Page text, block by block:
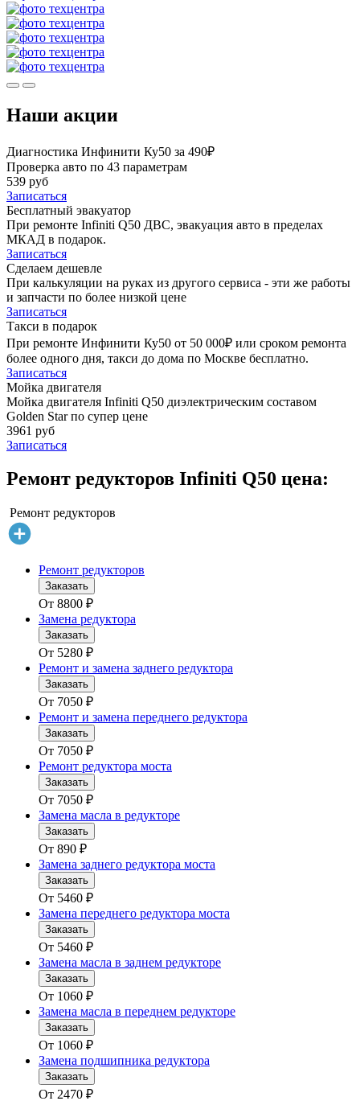
Наши акции
Диагностика Инфинити Ку50 за 490₽
Проверка авто по 43 параметрам
539 руб
Записаться
Бесплатный эвакуатор
При ремонте Infiniti Q50 ДВС, эвакуация авто в пределах
МКАД в подарок.
Записаться
Сделаем дешевле
При калькуляции на руках из другого сервиса - эти же работы
и запчасти по более низкой цене
Записаться
Такси в подарок
При ремонте Инфинити Ку50 от 50 000₽ или сроком ремонта
более одного дня, такси до дома по Москве бесплатно.
Записаться
Мойка двигателя
Мойка двигателя Infiniti Q50 диэлектрическим составом
Golden Star по супер цене
3961 руб
Записаться
Ремонт редукторов Infiniti Q50 цена:
Ремонт редукторов
Ремонт редукторов
Заказать
От 8800 ₽
Замена редуктора
Заказать
От 5280 ₽
Ремонт и замена заднего редуктора
Заказать
От 7050 ₽
Ремонт и замена переднего редуктора
Заказать
От 7050 ₽
Ремонт редуктора моста
Заказать
От 7050 ₽
Замена масла в редукторе
Заказать
От 890 ₽
Замена заднего редуктора моста
Заказать
От 5460 ₽
Замена переднего редуктора моста
Заказать
От 5460 ₽
Замена масла в заднем редукторе
Заказать
От 1060 ₽
Замена масла в переднем редукторе
Заказать
От 1060 ₽
Замена подшипника редуктора
Заказать
От 2470 ₽